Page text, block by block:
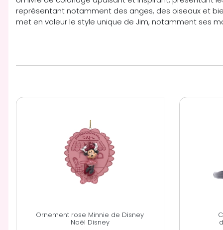
représentant notamment des anges, des oiseaux et
met en valeur le style unique de Jim, notamment ses
Ornement rose Minnie de Disney
Noël Disney